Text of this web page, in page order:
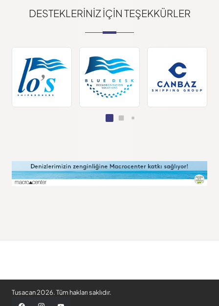
DESTEKLERINIZ IÇIN TEŞEKKÜRLER
Tusacan 2026. Tüm hakları saklıdır.